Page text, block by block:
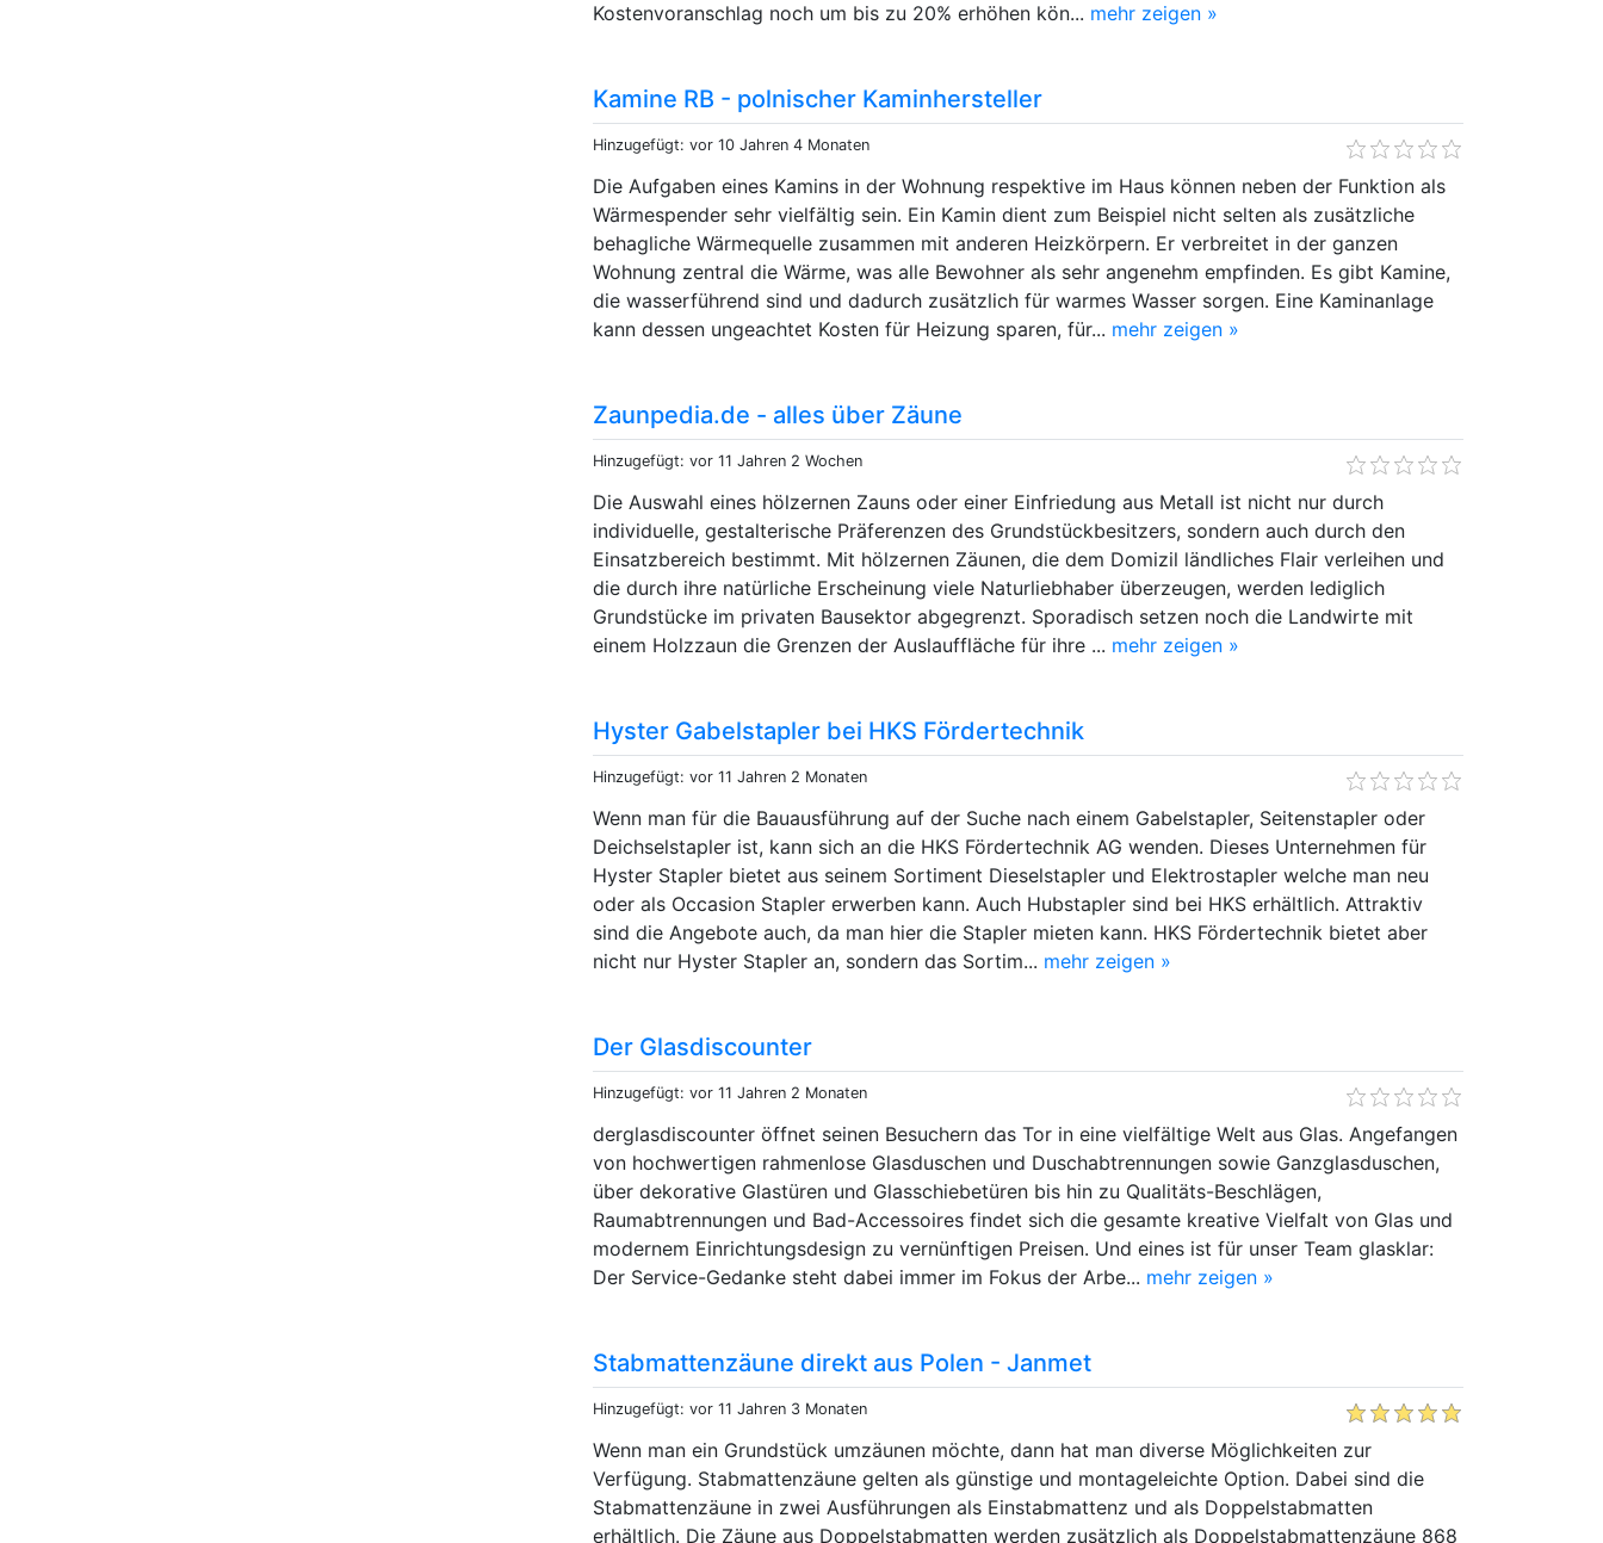
Kostenvoranschlag noch um bis zu 20% erhöhen kön... mehr zeigen »
Kamine RB - polnischer Kaminhersteller
Hinzugefügt: vor 10 Jahren 4 Monaten
Die Aufgaben eines Kamins in der Wohnung respektive im Haus können neben der Funktion als
Wärmespender sehr vielfältig sein. Ein Kamin dient zum Beispiel nicht selten als zusätzliche
behagliche Wärmequelle zusammen mit anderen Heizkörpern. Er verbreitet in der ganzen
Wohnung zentral die Wärme, was alle Bewohner als sehr angenehm empfinden. Es gibt Kamine,
die wasserführend sind und dadurch zusätzlich für warmes Wasser sorgen. Eine Kaminanlage
kann dessen ungeachtet Kosten für Heizung sparen, für... mehr zeigen »
Zaunpedia.de - alles über Zäune
Hinzugefügt: vor 11 Jahren 2 Wochen
Die Auswahl eines hölzernen Zauns oder einer Einfriedung aus Metall ist nicht nur durch
individuelle, gestalterische Präferenzen des Grundstückbesitzers, sondern auch durch den
Einsatzbereich bestimmt. Mit hölzernen Zäunen, die dem Domizil ländliches Flair verleihen und
die durch ihre natürliche Erscheinung viele Naturliebhaber überzeugen, werden lediglich
Grundstücke im privaten Bausektor abgegrenzt. Sporadisch setzen noch die Landwirte mit
einem Holzzaun die Grenzen der Auslauffläche für ihre ... mehr zeigen »
Hyster Gabelstapler bei HKS Fördertechnik
Hinzugefügt: vor 11 Jahren 2 Monaten
Wenn man für die Bauausführung auf der Suche nach einem Gabelstapler, Seitenstapler oder
Deichselstapler ist, kann sich an die HKS Fördertechnik AG wenden. Dieses Unternehmen für
Hyster Stapler bietet aus seinem Sortiment Dieselstapler und Elektrostapler welche man neu
oder als Occasion Stapler erwerben kann. Auch Hubstapler sind bei HKS erhältlich. Attraktiv
sind die Angebote auch, da man hier die Stapler mieten kann. HKS Fördertechnik bietet aber
nicht nur Hyster Stapler an, sondern das Sortim... mehr zeigen »
Der Glasdiscounter
Hinzugefügt: vor 11 Jahren 2 Monaten
derglasdiscounter öffnet seinen Besuchern das Tor in eine vielfältige Welt aus Glas. Angefangen
von hochwertigen rahmenlose Glasduschen und Duschabtrennungen sowie Ganzglasduschen,
über dekorative Glastüren und Glasschiebetüren bis hin zu Qualitäts-Beschlägen,
Raumabtrennungen und Bad-Accessoires findet sich die gesamte kreative Vielfalt von Glas und
modernem Einrichtungsdesign zu vernünftigen Preisen. Und eines ist für unser Team glasklar:
Der Service-Gedanke steht dabei immer im Fokus der Arbe... mehr zeigen »
Stabmattenzäune direkt aus Polen - Janmet
Hinzugefügt: vor 11 Jahren 3 Monaten
Wenn man ein Grundstück umzäunen möchte, dann hat man diverse Möglichkeiten zur
Verfügung. Stabmattenzäune gelten als günstige und montageleichte Option. Dabei sind die
Stabmattenzäune in zwei Ausführungen als Einstabmattenz und als Doppelstabmatten
erhältlich. Die Zäune aus Doppelstabmatten werden zusätzlich als Doppelstabmattenzäune 868